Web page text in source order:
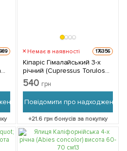
Немає в наявності 176356
Кіпаріс Гімалайський 3-х
річний (Cupressus Torulosa)
С1,5 висота 70-80см 1
саджанець в упаковці
540 грн
Повідомити про надходження
+21.6грн бонусів за покупку